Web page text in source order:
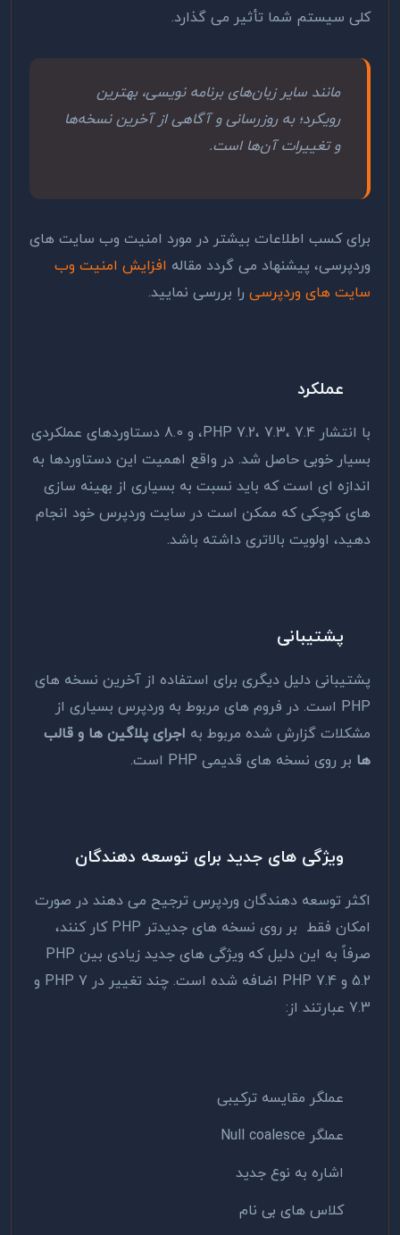
کلی سیستم شما تأثیر می گذارد.
مانند سایر زبان‌های برنامه نویسی، بهترین
رویکرد؛ به ‌روزرسانی و آگاهی از آخرین نسخه‌ها
و تغییرات آن‌ها است.
برای کسب اطلاعات بیشتر در مورد امنیت وب سایت های
وردپرسی، پیشنهاد می گردد مقاله افزایش امنیت وب
سایت های وردپرسی را بررسی نمایید.
عملکرد
با انتشار PHP 7.2، 7.3، 7.4، و 8.0 دستاوردهای عملکردی
بسیار خوبی حاصل شد. در واقع اهمیت این دستاوردها به
اندازه ای است که باید نسبت به بسیاری از بهینه سازی
های کوچکی که ممکن است در سایت وردپرس خود انجام
دهید، اولویت بالاتری داشته باشد.
پشتیبانی
پشتیبانی دلیل دیگری برای استفاده از آخرین نسخه های
PHP است. در فروم های مربوط به وردپرس بسیاری از
مشکلات گزارش شده مربوط به اجرای پلاگین ها و قالب
ها بر روی نسخه های قدیمی PHP است.
ویژگی های جدید برای توسعه دهندگان
اکثر توسعه دهندگان وردپرس ترجیح می دهند در صورت
امکان فقط بر روی نسخه های جدیدتر PHP کار کنند،
صرفاً به این دلیل که ویژگی های جدید زیادی بین PHP
5.2 و PHP 7.4 اضافه شده است. چند تغییر در PHP 7 و
7.3 عبارتند از:
عملگر مقایسه ترکیبی
عملگر Null coalesce
اشاره به نوع جدید
کلاس های بی نام